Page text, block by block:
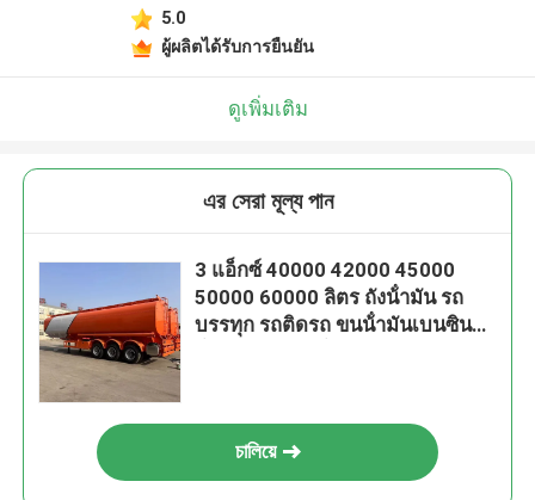
5.0
ผู้ผลิตได้รับการยืนยัน
ดูเพิ่มเติม
এর সেরা মূল্য পান
3 แอ็กซ์ 40000 42000 45000
50000 60000 ลิตร ถังน้ํามัน รถ
บรรทุก รถติดรถ ขนน้ํามันเบนซิน
চালিয়ে